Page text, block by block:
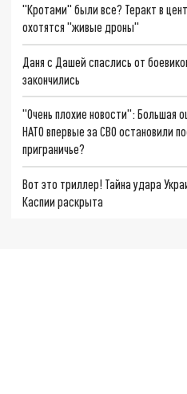
"Кротами" были все? Теракт в
охотятся "живые дроны"
Даня с Дашей спаслись от
закончились
"Очень плохие новости": Большая
НАТО впервые за СВО остановили
приграничье?
Вот это триллер! Тайна удара
Каспии раскрыта